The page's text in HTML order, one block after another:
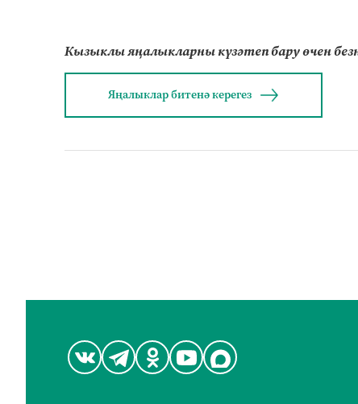
Кызыклы яңалыкларны күзәтеп бару өчен
Яңалыклар битенә керегез